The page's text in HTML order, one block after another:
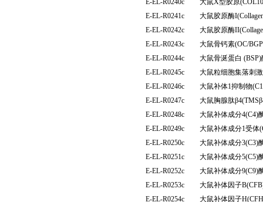
E-EL-R0240c
大鼠X型胶原
E-EL-R0241c
大鼠胶原酶
E-EL-R0242c
大鼠胶原酶
E-EL-R0243c
大鼠骨钙素(OC/
E-EL-R0244c
大鼠骨涎蛋白
E-EL-R0245c
大鼠粒细胞集落刺
E-EL-R0246c
大鼠补体1抑制物
E-EL-R0247c
大鼠胸腺肽
E-EL-R0248c
大鼠补体成分4(C4)
E-EL-R0249c
大鼠补体成分1受体
E-EL-R0250c
大鼠补体成分3(C3)
E-EL-R0251c
大鼠补体成分5(C5)
E-EL-R0252c
大鼠补体成分9(C9)
E-EL-R0253c
大鼠补体因子
E-EL-R0254c
大鼠补体因子